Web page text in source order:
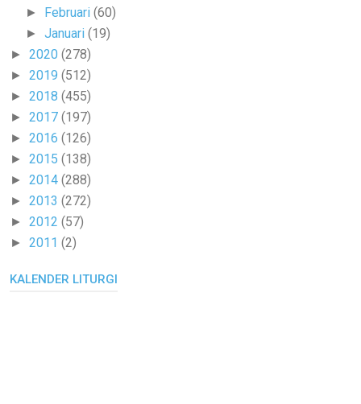
► Februari(60)
►Januari(19)
► 2020 (278)
► 2019 (512)
► 2018 (455)
► 2017 (197)
► 2016 (126)
► 2015 (138)
► 2014 (288)
► 2013 (272)
► 2012 (57)
► 2011 (2)
KALENDER LITURGI